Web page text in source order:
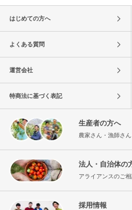
はじめての方へ
よくある質問
運営会社
特商法に基づく表記
生産者の方へ
農家さん・漁師さ
法人・自治体の
アライアンスのご
採用情報